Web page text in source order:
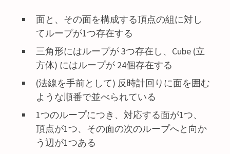
面と、その面を構成する頂点の組に対し
てループが1つ存在する
三角形にはループが 3つ存在し、Cube (立
方体) にはループが 24個存在する
(法線を手前として) 反時計回りに面を囲む
ような順番で並べられている
1つのループにつき、対応する面が1つ、
頂点が1つ、その面の次のループへと向か
う辺が1つある